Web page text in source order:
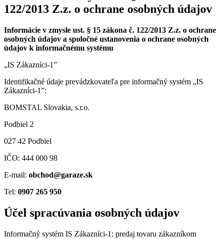
122/2013 Z.z. o ochrane osobných údajov
Informácie v zmysle ust. § 15 zákona č. 122/2013 Z.z. o ochrane
osobných údajov a spoločné ustanovenia o ochrane osobných
údajov k informačnému systému
„IS Zákazníci-1”
Identifikačné údaje prevádzkovateľa pre informačný systém „IS
Zákazníci-1”:
BOMSTAL Slovakia, s.r.o.
Podbiel 2
027 42 Podbiel
IČO: 444 000 98
E-mail: obchod@garaze.sk
Tel: 0907 265 950
Účel spracúvania osobných údajov
Informačný systém IS Zákazníci-1: predaj tovaru zákazníkom